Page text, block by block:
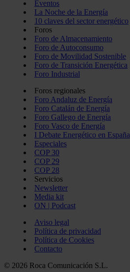
Eventos
La Noche de la Energía
10 claves del sector energético
Foros
Foro de Almacenamiento
Foro de Autoconsumo
Foro de Movilidad Sostenible
Foro de Transición Energética
Foro Industrial
Foros regionales
Foro Andaluz de Energía
Foro Catalán de Energía
Foro Gallego de Energía
Foro Vasco de Energía
I Debate Energético en España
Especiales
COP 30
COP 29
COP 28
Servicios
Newsletter
Media kit
ON | Podcast
Aviso legal
Política de privacidad
Política de Cookies
Contacto
© 2026 Roca Comunicación S.L.